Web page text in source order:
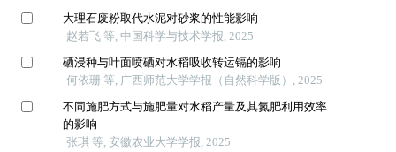
大理石废粉取代水泥对砂浆的性能影响
赵若飞 等, 中国科学与技术学报, 2025
硒浸种与叶面喷硒对水稻吸收转运镉的影响
何依珊 等, 广西师范大学学报（自然科学版）, 2025
不同施肥方式与施肥量对水稻产量及其氮肥利用效率
的影响
张琪 等, 安徽农业大学学报, 2025